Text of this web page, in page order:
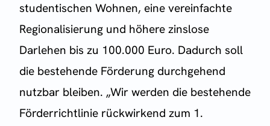
studentischen Wohnen, eine vereinfachte
Regionalisierung und höhere zinslose
Darlehen bis zu 100.000 Euro. Dadurch soll
die bestehende Förderung durchgehend
nutzbar bleiben. „Wir werden die bestehende
Förderrichtlinie rückwirkend zum 1.